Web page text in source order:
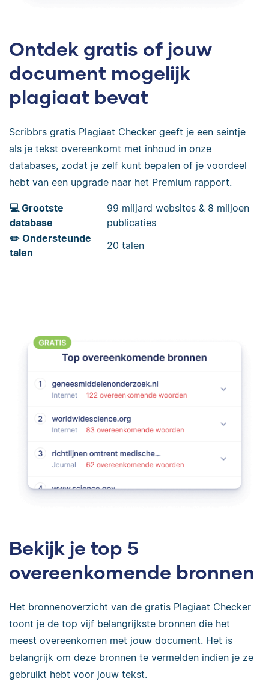
Ontdek gratis of jouw
document mogelijk
plagiaat bevat
Scribbrs gratis Plagiaat Checker geeft je een seintje
als je tekst overeenkomt met inhoud in onze
databases, zodat je zelf kunt bepalen of je voordeel
hebt van een upgrade naar het Premium rapport.
💻 Grootste
database
99 miljard websites & 8 miljoen
publicaties
✏️ Ondersteunde
talen
20 talen
Bekijk je top 5
overeenkomende bronnen
Het bronnenoverzicht van de gratis Plagiaat Checker
toont je de top vijf belangrijkste bronnen die het
meest overeenkomen met jouw document. Het is
belangrijk om deze bronnen te vermelden indien je ze
gebruikt hebt voor jouw tekst.